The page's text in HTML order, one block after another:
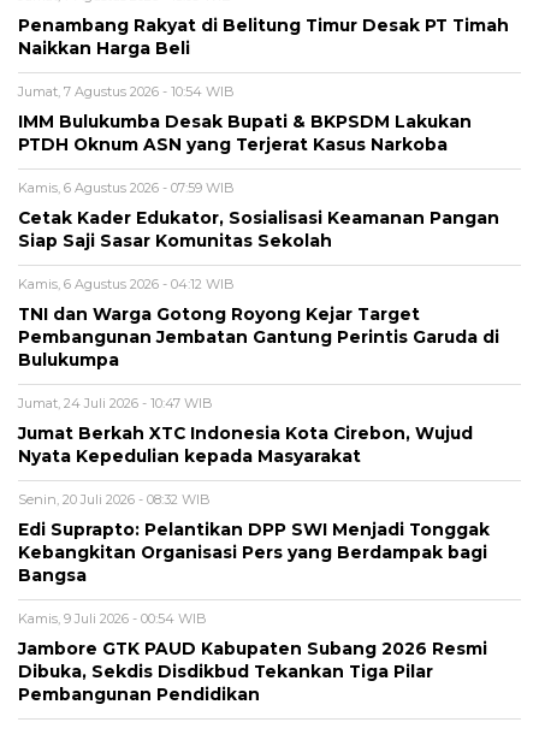
Penambang Rakyat di Belitung Timur Desak PT Timah
Naikkan Harga Beli
Jumat, 7 Agustus 2026 - 10:54 WIB
IMM Bulukumba Desak Bupati & BKPSDM Lakukan
PTDH Oknum ASN yang Terjerat Kasus Narkoba
Kamis, 6 Agustus 2026 - 07:59 WIB
Cetak Kader Edukator, Sosialisasi Keamanan Pangan
Siap Saji Sasar Komunitas Sekolah
Kamis, 6 Agustus 2026 - 04:12 WIB
TNI dan Warga Gotong Royong Kejar Target
Pembangunan Jembatan Gantung Perintis Garuda di
Bulukumpa
Jumat, 24 Juli 2026 - 10:47 WIB
Jumat Berkah XTC Indonesia Kota Cirebon, Wujud
Nyata Kepedulian kepada Masyarakat
Senin, 20 Juli 2026 - 08:32 WIB
Edi Suprapto: Pelantikan DPP SWI Menjadi Tonggak
Kebangkitan Organisasi Pers yang Berdampak bagi
Bangsa
Kamis, 9 Juli 2026 - 00:54 WIB
Jambore GTK PAUD Kabupaten Subang 2026 Resmi
Dibuka, Sekdis Disdikbud Tekankan Tiga Pilar
Pembangunan Pendidikan